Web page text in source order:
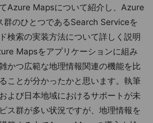
Azure Mapsについて紹介し、Azure
群のひとつであるSearch Serviceを
検索の実装方法について詳しく説明
Mapsをアプリケーションに組み
かつ広範な地理情報関連の機能を比
ことが分かったかと思います。執筆
よび日本地域におけるサポートが未
ス群が多い状況ですが、地理情報を